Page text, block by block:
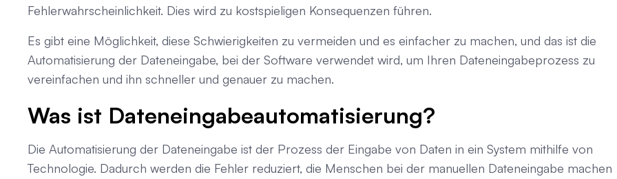
Fehlerwahrscheinlichkeit. Dies wird zu kostspieligen Konsequenzen führen.
Es gibt eine Möglichkeit, diese Schwierigkeiten zu vermeiden und es einfacher zu machen, und das ist die
Automatisierung der Dateneingabe, bei der Software verwendet wird, um Ihren Dateneingabeprozess zu
vereinfachen und ihn schneller und genauer zu machen.
Was ist Dateneingabeautomatisierung?
Die Automatisierung der Dateneingabe ist der Prozess der Eingabe von Daten in ein System mithilfe von
Technologie. Dadurch werden die Fehler reduziert, die Menschen bei der manuellen Dateneingabe machen